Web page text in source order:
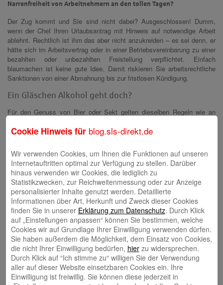
Narrenfreiheit von Arbeitnehmern an den tollen Tagen?
Der Zug kommt und Sie sind nicht dabei? Ausgeschlossen! Dumm,
wenn der Chef Ihren Urlaubsantrag mit Hinweis auf notwendige Arbeit
ablehnt. Rechtlich ist ihm das aber nicht anzukreiden – es sei denn, er
hätte sich im Arbeitsvertrag oder in einer Betriebsvereinbarung zu einer
bezahlten oder unbezahlten Freistellung verpflichtet. Einfach
blaumachen ist keine gute Idee. Damit riskieren Sie arbeitsrechtliche
Sanktionen von einer Abmahnung bis zur fristlosen Kündigung.
Ein Gläschen Alkohol geht doch?
Für den Genuss von Bier oder Sekt gelten dieselben Regeln wie an
erlaubt. Auch wenn er zustimmt, sollten Sie maßhalten. Denn wenn Sie
rechtlichen Konsequenzen rechnen. Was außerdem in keinem Fall
leiden darf, ist die Arbeitssicherheit.
Was gilt für Verkleidung & Co?
Schunkeln im Bürokostüm – das geht für Sie gar nicht? Sie träumen
von einer Verkleidung mindestens als Häschen? Ein Recht auf
Maskerade haben Sie zwar nicht. Fragen Sie Ihren Chef, wenn Ihr Herz
am Verkleiden hängt. Sofern diese Form des Feierns in Ihrer Firma oder
der Region üblich ist und kein Kundenkontakt besteht, sollte der
Vorgesetzte mal ein Auge zudrücken. Seien Sie aber vorsichtig bei
Auswahl und Gestaltung des Kostüms: Anspielungen auf Chef oder
Kollegen sind tabu.
Darf ich dem Chef die Krawatte abschneiden?
Cookie Hinweis für blog.sls-direkt.de
Wir verwenden Cookies, um Ihnen die Funktionen auf unseren
Internetauftritten optimal zur Verfügung zu stellen. Darüber
hinaus verwenden wir Cookies, die lediglich zu
Statistikzwecken, zur Reichweitenmessung oder zur Anzeige
personalisierter Inhalte genutzt werden. Detaillierte
Informationen über Art, Herkunft und Zweck dieser Cookies
finden Sie in unserer Erklärung zum Datenschutz. Durch Klick
auf „Einstellungen anpassen“ können Sie bestimmen, welche
Cookies wir auf Grundlage Ihrer Einwilligung verwenden dürfen.
Sie haben außerdem die Möglichkeit, dem Einsatz von Cookies,
die nicht Ihrer Einwilligung bedürfen, hierzu widersprechen.
Durch Klick auf “Ich stimme zu“ willigen Sie der Verwendung
aller auf dieser Website einsetzbaren Cookies ein. Ihre
Einwilligung ist freiwillig. Sie können diese jederzeit in